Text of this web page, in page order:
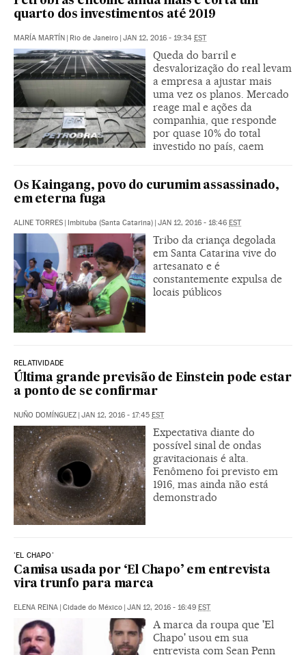
quarto dos investimentos até 2019
MARÍA MARTÍN Rio de Janeiro JAN 12, 2016 - 19:34 EST
Queda do barril e
desvalorização do real levam
a empresa a ajustar mais
uma vez os planos. Mercado
reage mal e ações da
companhia, que responde
por quase 10% do total
investido no país, caem
Os Kaingang, povo do curumim assassinado,
em eterna fuga
ALINE TORRES Imbituba (Santa Catarina) JAN 12, 2016 - 18:46 EST
Tribo da criança degolada
em Santa Catarina vive do
artesanato e é
constantemente expulsa de
locais públicos
RELATIVIDADE
Última grande previsão de Einstein pode estar
a ponto de se confirmar
NUÑO DOMÍNGUEZ JAN 12, 2016 - 17:45 EST
Expectativa diante do
possível sinal de ondas
gravitacionais é alta.
Fenômeno foi previsto em
1916, mas ainda não está
demonstrado
'EL CHAPO'
Camisa usada por ‘El Chapo’ em entrevista
vira trunfo para marca
ELENA REINA Cidade do México JAN 12, 2016 - 16:49 EST
A marca da roupa que 'El
Chapo' usou em sua
entrevista com Sean Penn